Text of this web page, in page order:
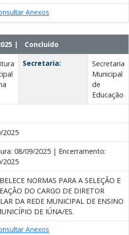
Anexos
| Concluído
Secretaria:
Secretaria
Municipal
de
Educação
2025
08/09/2025 | Encerramento:
2025
NORMAS PARA A SELEÇÃO E
DO CARGO DE DIRETOR
DA REDE MUNICIPAL DE ENSINO
DE IÚNA/ES.
Anexos